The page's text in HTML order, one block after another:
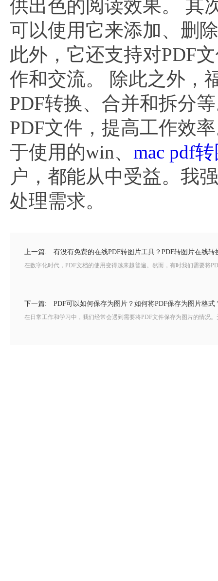
供出色的阅读效果。 其
可以使用它来添加、删
此外，它还支持对PDF
作和交流。 除此之外，
PDF转换、合并和拆分
PDF文件，提高工作效
于使用的win、 mac pdf
户，都能从中受益。我
处理需求。
上一篇: 有没有免费的在线PDF转图片工具？PDF转图片在线转
在数字化时代，PDF文档的使用变得越来越普遍。然而，有时我们需要将
下一篇: PDF可以如何保存为图片？如何将PDF保存为图片格式
在日常工作和学习中，我们经常会遇到需要将PDF文件保存为图片的情况